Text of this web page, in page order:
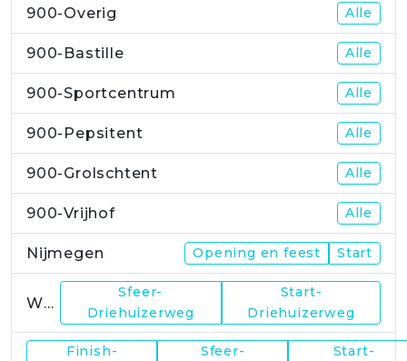
900-Overig Alle
900-Bastille Alle
900-Sportcentrum Alle
900-Pepsitent Alle
900-Grolschtent Alle
900-Vrijhof Alle
Nijmegen Opening en feest Start
WP1
Sfeer-
Driehuizerweg
Start-
Driehuizerweg
Finish-
Sfeer-
Start-